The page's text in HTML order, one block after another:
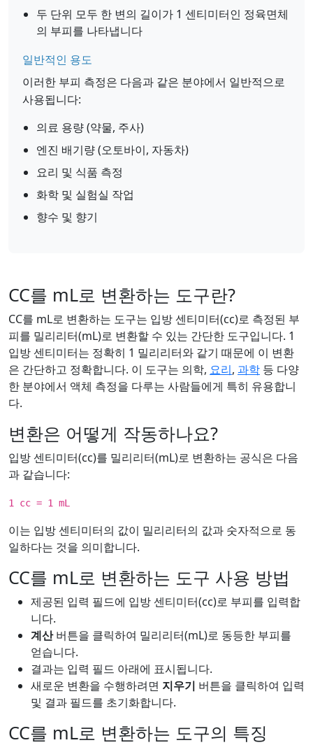
두 단위 모두 한 변의 길이가 1 센티미터인 정육면체
의 부피를 나타냅니다
일반적인 용도
이러한 부피 측정은 다음과 같은 분야에서 일반적으로
사용됩니다:
의료 용량 (약물, 주사)
엔진 배기량 (오토바이, 자동차)
요리 및 식품 측정
화학 및 실험실 작업
향수 및 향기
CC를 mL로 변환하는 도구란?
CC를 mL로 변환하는 도구는 입방 센티미터(cc)로 측정된 부
피를 밀리리터(mL)로 변환할 수 있는 간단한 도구입니다. 1
입방 센티미터는 정확히 1 밀리리터와 같기 때문에 이 변환
은 간단하고 정확합니다. 이 도구는 의학, 요리, 과학 등 다양
한 분야에서 액체 측정을 다루는 사람들에게 특히 유용합니
다.
변환은 어떻게 작동하나요?
입방 센티미터(cc)를 밀리리터(mL)로 변환하는 공식은 다음
과 같습니다:
1 cc = 1 mL
이는 입방 센티미터의 값이 밀리리터의 값과 숫자적으로 동
일하다는 것을 의미합니다.
CC를 mL로 변환하는 도구 사용 방법
제공된 입력 필드에 입방 센티미터(cc)로 부피를 입력합
니다.
계산버튼을 클릭하여 밀리리터(mL)로 동등한 부피를
얻습니다.
결과는 입력 필드 아래에 표시됩니다.
새로운 변환을 수행하려면 지우기 버튼을 클릭하여 입력
및 결과 필드를 초기화합니다.
CC를 mL로 변환하는 도구의 특징